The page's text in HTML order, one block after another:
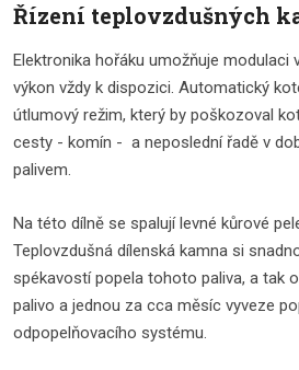
Řízení teplovzdušných
Elektronika hořáku umožňuje modulaci
výkon vždy k dispozici. Automatický
útlumový režim, který by poškozoval
cesty - komín - a neposlední řadě v
palivem.
Na této dílně se spalují levné kůrové
Teplovzdušná dílenská kamna si
spékavostí popela tohoto paliva, a tak
palivo a jednou za cca měsíc vyveze
odpopelňovacího systému.